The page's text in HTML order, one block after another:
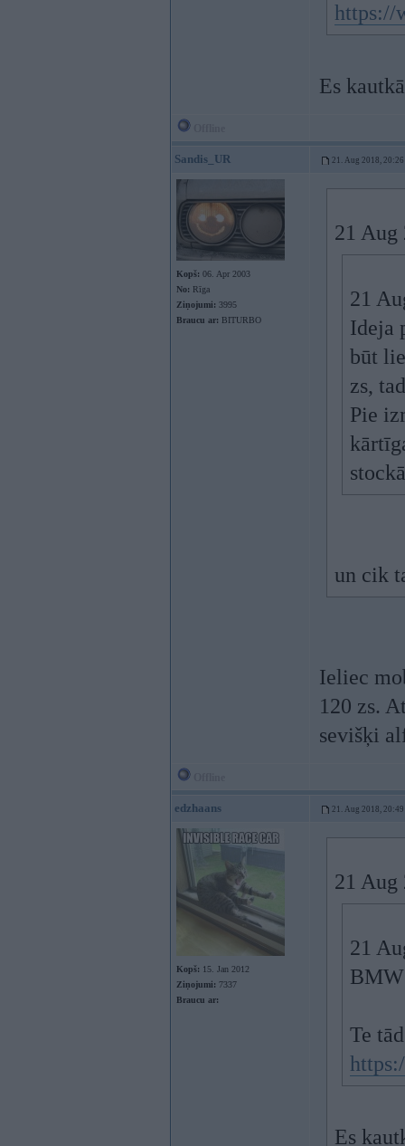
https://
Es
Sandis_UR 21. Aug 2018, 20:26
Kopš: 06. Apr 2003
No: Rīga
Ziņojumi: 3995
Braucu ar: BITURBO
21
21
Ideja
būt
zs,
Pie
un cik
Ieliec
120 zs.
sevišķi
edzhaans 21. Aug 2018, 20:49
Kopš: 15. Jan 2012
Ziņojumi: 7337
Braucu ar:
21
21
BMW
Te
Es